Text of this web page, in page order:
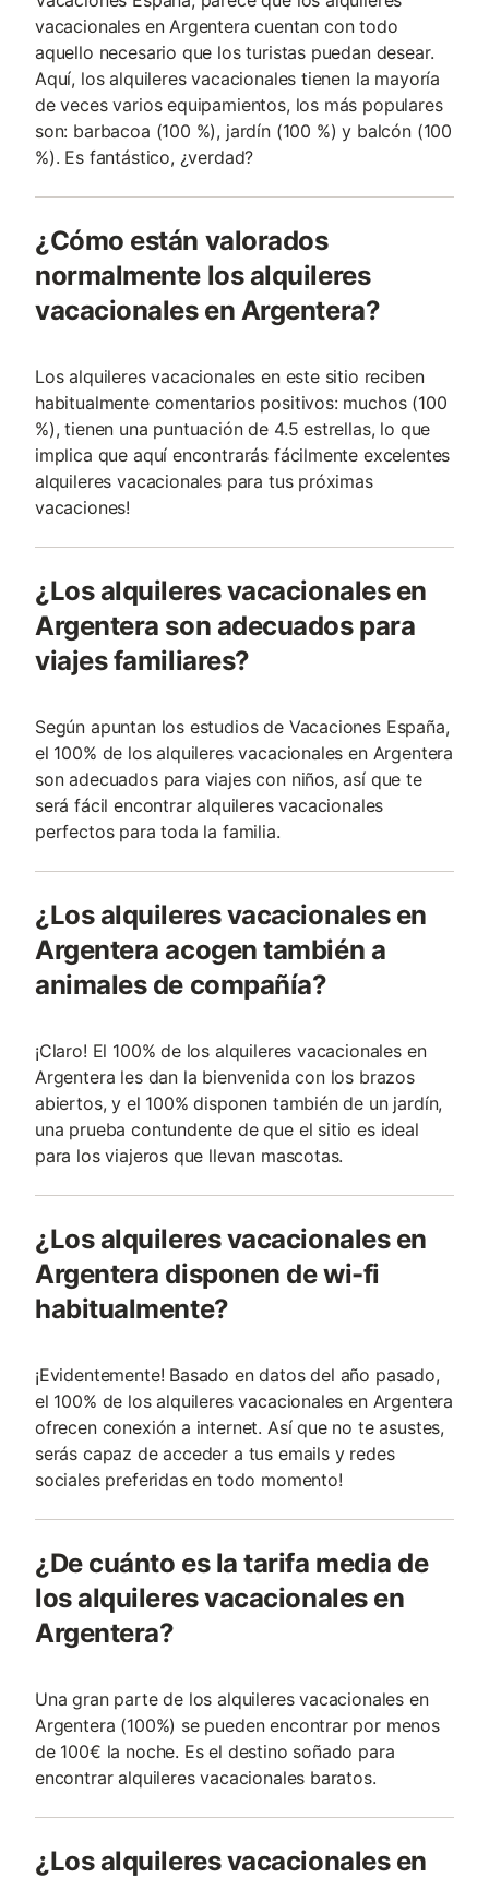
vacacionales en Argentera cuentan con todo
aquello necesario que los turistas puedan desear.
Aquí, los alquileres vacacionales tienen la mayoría
de veces varios equipamientos, los más populares
son: barbacoa (100 %), jardín (100 %) y balcón (100
%). Es fantástico, ¿verdad?
¿Cómo están valorados
normalmente los alquileres
vacacionales en Argentera?
Los alquileres vacacionales en este sitio reciben
habitualmente comentarios positivos: muchos (100
%), tienen una puntuación de 4.5 estrellas, lo que
implica que aquí encontrarás fácilmente excelentes
alquileres vacacionales para tus próximas
vacaciones!
¿Los alquileres vacacionales en
Argentera son adecuados para
viajes familiares?
Según apuntan los estudios de Vacaciones España,
el 100% de los alquileres vacacionales en Argentera
son adecuados para viajes con niños, así que te
será fácil encontrar alquileres vacacionales
perfectos para toda la familia.
¿Los alquileres vacacionales en
Argentera acogen también a
animales de compañía?
¡Claro! El 100% de los alquileres vacacionales en
Argentera les dan la bienvenida con los brazos
abiertos, y el 100% disponen también de un jardín,
una prueba contundente de que el sitio es ideal
para los viajeros que llevan mascotas.
¿Los alquileres vacacionales en
Argentera disponen de wi-fi
habitualmente?
¡Evidentemente! Basado en datos del año pasado,
el 100% de los alquileres vacacionales en Argentera
ofrecen conexión a internet. Así que no te asustes,
serás capaz de acceder a tus emails y redes
sociales preferidas en todo momento!
¿De cuánto es la tarifa media de
los alquileres vacacionales en
Argentera?
Una gran parte de los alquileres vacacionales en
Argentera (100%) se pueden encontrar por menos
de 100€ la noche. Es el destino soñado para
encontrar alquileres vacacionales baratos.
¿Los alquileres vacacionales en